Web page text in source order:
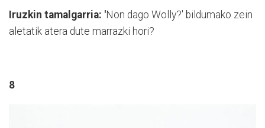
Iruzkin tamalgarria: 'Non dago Wolly?' bildumako zein
aletatik atera dute marrazki hori?
8